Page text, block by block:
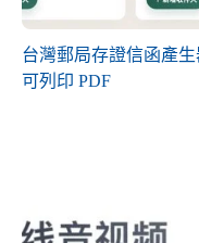
台灣郵局存證信函產
可列印 PDF